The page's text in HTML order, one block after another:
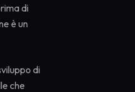
di
è un
di
che